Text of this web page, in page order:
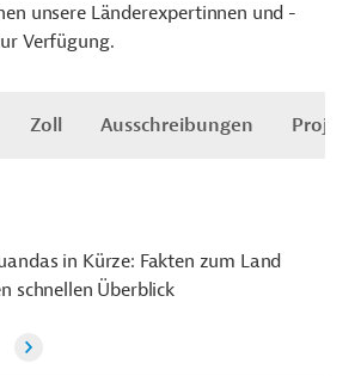
unsere Länderexpertinnen und -
Verfügung.
Zoll Ausschreibungen
in Kürze: Fakten zum Land
schnellen Überblick